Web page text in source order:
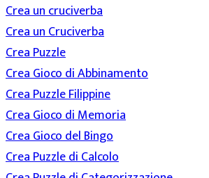
Crea un cruciverba
Crea un Cruciverba
Crea Puzzle
Crea Gioco di Abbinamento
Crea Puzzle Filippine
Crea Gioco di Memoria
Crea Gioco del Bingo
Crea Puzzle di Calcolo